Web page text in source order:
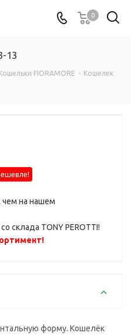
0
13
FIORAMORE - Кошелек
на нашем
склада TONY PEROTTI!
форму. Кошелёк